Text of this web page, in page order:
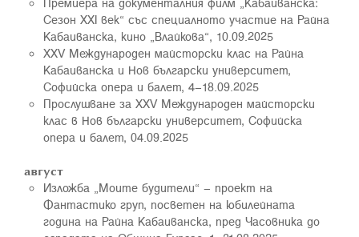
Сезон XXI век“ със специалното участие на Райна
Кабаиванска, кино „Влайкова“, 10.09.2025
XXV Международен майсторски клас на Райна
Кабаиванска и Нов български университет,
Софийска опера и балет, 4–18.09.2025
Прослушване за XXV Международен майсторски
клас в Нов български университет, Софийска
опера и балет, 04.09.2025
август
Изложба „Моите будители“ – проект на
Фантастико груп, посветен на юбилейната
година на Райна Кабаиванска, пред Часовника до